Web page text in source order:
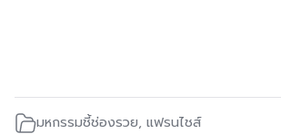
มหกรรมชี้ช่องรวย, แฟรนไชส์